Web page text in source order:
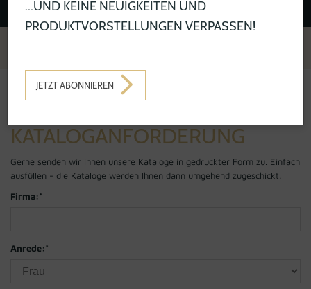
KATALOGE KATALOGANFORDERUNG
KATALOGANFORDERUNG
Gerne senden wir Ihnen unsere Kataloge in gedruckter Form zu. Einfach
ausfüllen - die Kataloge werden Ihnen dann umgehend zugeschickt.
Firma:*
Anrede:*
...UND KEINE NEUIGKEITEN UND
PRODUKTVORSTELLUNGEN VERPASSEN!
JETZT ABONNIEREN